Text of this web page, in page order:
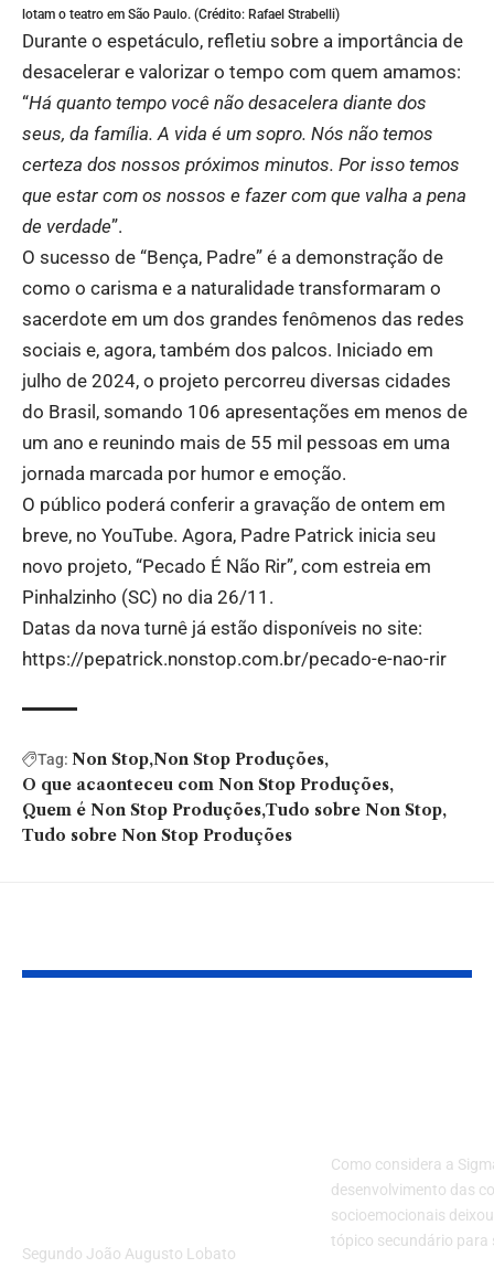
lotam o teatro em São Paulo. (Crédito: Rafael Strabelli)
Durante o espetáculo, refletiu sobre a importância de
desacelerar e valorizar o tempo com quem amamos:
“Há quanto tempo você não desacelera diante dos
seus, da família. A vida é um sopro. Nós não temos
certeza dos nossos próximos minutos. Por isso temos
que estar com os nossos e fazer com que valha a pena
de verdade”.
O sucesso de “Bença, Padre” é a demonstração de
como o carisma e a naturalidade transformaram o
sacerdote em um dos grandes fenômenos das redes
sociais e, agora, também dos palcos. Iniciado em
julho de 2024, o projeto percorreu diversas cidades
do Brasil, somando 106 apresentações em menos de
um ano e reunindo mais de 55 mil pessoas em uma
jornada marcada por humor e emoção.
O público poderá conferir a gravação de ontem em
breve, no YouTube. Agora, Padre Patrick inicia seu
novo projeto, “Pecado É Não Rir”, com estreia em
Pinhalzinho (SC) no dia 26/11.
Datas da nova turnê já estão disponíveis no site:
https://pepatrick.nonstop.com.br/pecado-e-nao-rir
Tag: Non Stop Non Stop Produções
O que acaonteceu com Non Stop Produções
Quem é Non Stop Produções Tudo sobre Non Stop
Tudo sobre Non Stop Produções
Segundo João Augusto Lobato
Como considera a
desenvolvimento das
socioemocionais
tópico secundário para